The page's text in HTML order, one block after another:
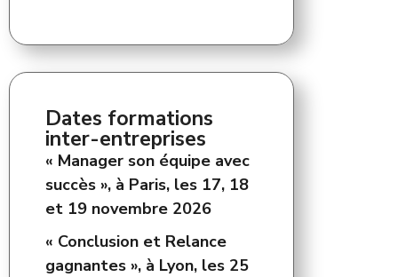
Dates formations
inter-entreprises
« Manager son équipe avec
succès », à Paris, les 17, 18
et 19 novembre 2026
« Conclusion et Relance
gagnantes », à Lyon, les 25